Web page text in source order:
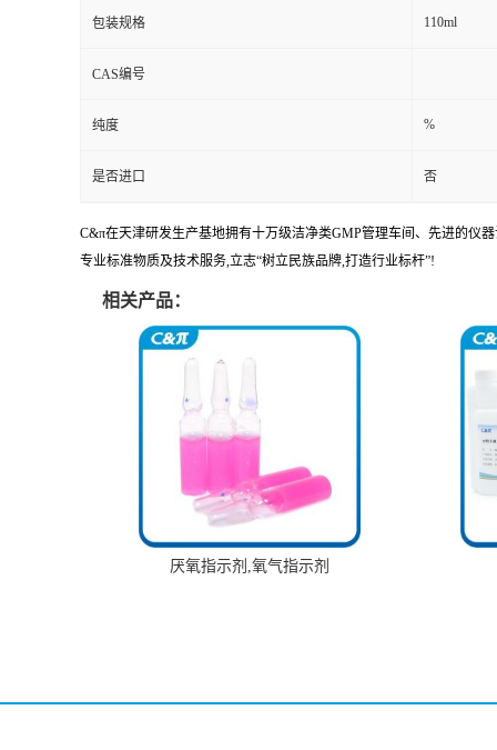
包装规格 110ml
CAS编号
纯度 %
是否进口 否
C&π在天津研发生产基地拥有十万级洁净类GMP管理车间、先进的仪
专业标准物质及技术服务,立志“树立民族品牌,打造行业标杆”!
相关产品：
厌氧指示剂,氧气指示剂